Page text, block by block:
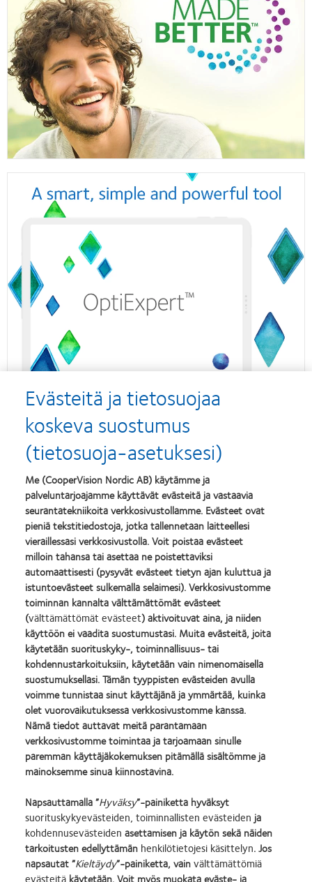
Asiakaspalvelumme
Ota yhteys asiakastukeen
0800 11 46 28
Learn
more
Learn
more
Learn
more
Learn
more
Learn
more
Learn
more
Evästeitä ja tietosuojaa
koskeva suostumus
(tietosuoja-asetuksesi)
Me (CooperVision Nordic AB) käytämme ja
palveluntarjoajamme käyttävät evästeitä ja vastaavia
seurantatekniikoita verkkosivustollamme. Evästeet ovat
pieniä tekstitiedostoja, jotka tallennetaan laitteellesi
vieraillessasi verkkosivustolla. Voit poistaa evästeet
milloin tahansa tai asettaa ne poistettaviksi
automaattisesti (pysyvät evästeet tietyn ajan kuluttua ja
istuntoevästeet sulkemalla selaimesi). Verkkosivustomme
toiminnan kannalta välttämättömät evästeet
(välttämättömät evästeet) aktivoituvat aina, ja niiden
käyttöön ei vaadita suostumustasi. Muita evästeitä, joita
käytetään suorituskyky-, toiminnallisuus- tai
kohdennustarkoituksiin, käytetään vain nimenomaisella
suostumuksellasi. Tämän tyyppisten evästeiden avulla
voimme tunnistaa sinut käyttäjänä ja ymmärtää, kuinka
olet vuorovaikutuksessa verkkosivustomme kanssa.
Nämä tiedot auttavat meitä parantamaan
verkkosivustomme toimintaa ja tarjoamaan sinulle
paremman käyttäjäkokemuksen pitämällä sisältömme ja
mainoksemme sinua kiinnostavina.
Napsauttamalla ”Hyväksy”-painiketta hyväksyt
suorituskykyevästeiden, toiminnallisten evästeiden ja
kohdennusevästeiden asettamisen ja käytön sekä näiden
tarkoitusten edellyttämän henkilötietojesi käsittelyn. Jos
napsautat ”Kieltäydy”-painiketta, vainvälttämättömiä